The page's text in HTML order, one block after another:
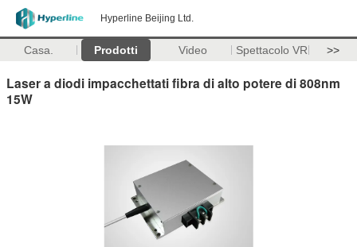
Hyperline Beijing Ltd.
Casa. Prodotti Video Spettacolo VR >>
Laser a diodi impacchettati fibra di alto potere di 808nm
15W